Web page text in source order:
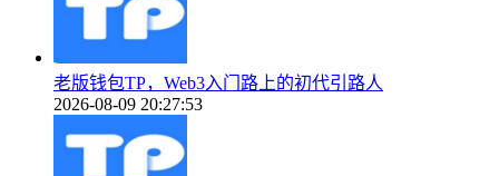
老版钱包TP，Web3入门路上的初代引路人
2026-08-09 20:27:53